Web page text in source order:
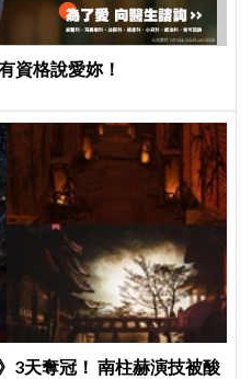
資格說愛妳！
3天奪冠！ 南柱赫演技被酸